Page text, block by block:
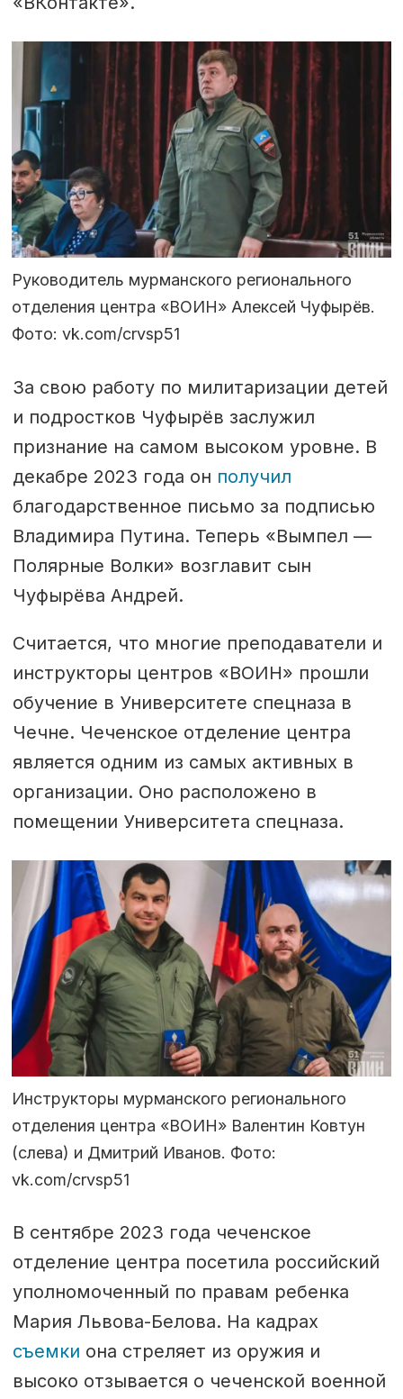
Руководитель мурманского регионального
отделения центра «ВОИН» Алексей Чуфырёв.
Фото: vk.com/crvsp51
За свою работу по милитаризации детей
и подростков Чуфырёв заслужил
признание на самом высоком уровне. В
декабре 2023 года он получил
благодарственное письмо за подписью
Владимира Путина. Теперь «Вымпел —
Полярные Волки» возглавит сын
Чуфырёва Андрей.
Считается, что многие преподаватели и
инструкторы центров «ВОИН» прошли
обучение в Университете спецназа в
Чечне. Чеченское отделение центра
является одним из самых активных в
организации. Оно расположено в
помещении Университета спецназа.
Инструкторы мурманского регионального
отделения центра «ВОИН» Валентин Ковтун
(слева) и Дмитрий Иванов. Фото:
vk.com/crvsp51
В сентябре 2023 года чеченское
отделение центра посетила российский
уполномоченный по правам ребенка
Мария Львова-Белова. На кадрах
съемки она стреляет из оружия и
высоко отзывается о чеченской военной